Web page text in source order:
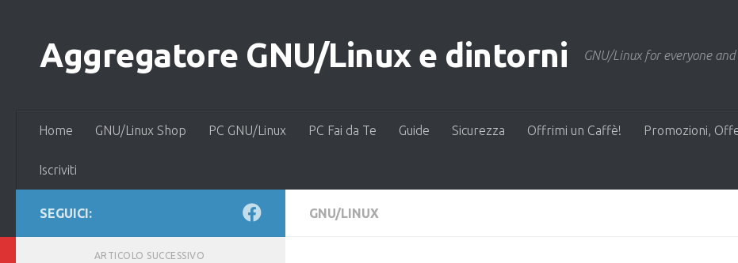
Aggregatore GNU/Linux e dintorni GNU/Linux for everyone
Home GNU/Linux Shop PC GNU/Linux PC Fai da Te Guide Sicurezza Offrimi un Caffè! Promozioni,
Iscriviti
GNU/LINUX
SEGUICI:
ARTICOLO SUCCESSIVO